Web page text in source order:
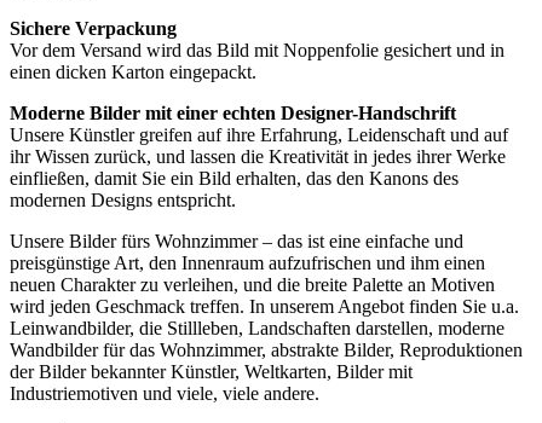
Sichere Verpackung
Vor dem Versand wird das Bild mit Noppenfolie gesichert und in
einen dicken Karton eingepackt.
Moderne Bilder mit einer echten Designer-Handschrift
Unsere Künstler greifen auf ihre Erfahrung, Leidenschaft und auf
ihr Wissen zurück, und lassen die Kreativität in jedes ihrer Werke
einfließen, damit Sie ein Bild erhalten, das den Kanons des
modernen Designs entspricht.
Unsere Bilder fürs Wohnzimmer – das ist eine einfache und
preisgünstige Art, den Innenraum aufzufrischen und ihm einen
neuen Charakter zu verleihen, und die breite Palette an Motiven
wird jeden Geschmack treffen. In unserem Angebot finden Sie u.a.
Leinwandbilder, die Stillleben, Landschaften darstellen, moderne
Wandbilder für das Wohnzimmer, abstrakte Bilder, Reproduktionen
der Bilder bekannter Künstler, Weltkarten, Bilder mit
Industriemotiven und viele, viele andere.